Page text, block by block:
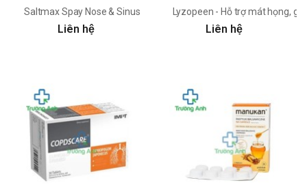
Saltmax Spay Nose & Sinus
Liên hệ
Lyzopeen - Hỗ trợ mát họng,
Liên hệ